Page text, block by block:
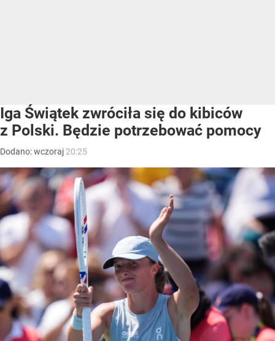
Iga Świątek zwróciła się do kibiców
z Polski. Będzie potrzebować pomocy
Dodano:wczoraj 20:25